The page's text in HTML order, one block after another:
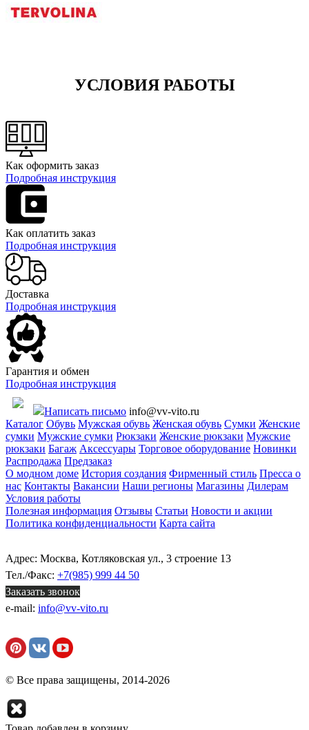
УСЛОВИЯ РАБОТЫ
Как оформить заказ
Подробная инструкция
Как оплатить заказ
Подробная инструкция
Доставка
Подробная инструкция
Гарантия и обмен
Подробная инструкция
Написать письмо info@vv-vito.ru
Каталог Обувь Мужская обувь Женская обувь Сумки Женские
сумки Мужские сумки Рюкзаки Женские рюкзаки Мужские
рюкзаки Багаж Аксессуары Торговое оборудование Новинки
Распродажа Предзаказ
О модном доме История создания Фирменный стиль Пресса о
нас Контакты Вакансии Наши регионы Магазины Дилерам
Условия работы
Полезная информация Отзывы Статьи Новости и акции
Политика конфиденциальности Карта сайта
Адрес: Москва, Котляковская ул., 3 строение 13
Тел./Факс: +7(985) 999 44 50
Заказать звонок
e-mail: info@vv-vito.ru
© Все права защищены, 2014-2026